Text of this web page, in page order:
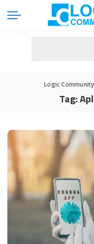
Logic Community
Tag: